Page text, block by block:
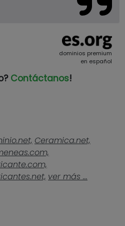
dominios premium
en español
Contáctanos!
Ceramica.net,
ver más ...